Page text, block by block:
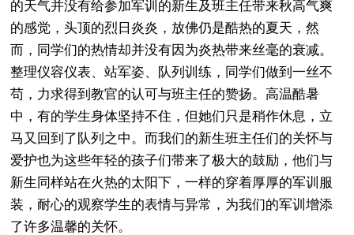
的天气并没有给参加军训的新生及班主任带来秋高气爽
的感觉，头顶的烈日炎炎，放佛仍是酷热的夏天，然
而，同学们的热情却并没有因为炎热带来丝毫的衰减。
整理仪容仪表、站军姿、队列训练，同学们做到一丝不
苟，力求得到教官的认可与班主任的赞扬。高温酷暑
中，有的学生身体坚持不住，但她们只是稍作休息，立
马又回到了队列之中。而我们的新生班主任们的关怀与
爱护也为这些年轻的孩子们带来了极大的鼓励，他们与
新生同样站在火热的太阳下，一样的穿着厚厚的军训服
装，耐心的观察学生的表情与异常，为我们的军训增添
了许多温馨的关怀。